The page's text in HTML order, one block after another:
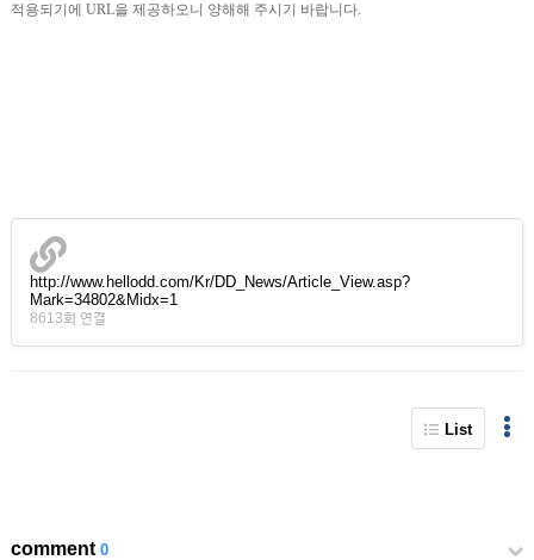
적용되기에 URL을 제공하오니 양해해 주시기 바랍니다.
http://www.hellodd.com/Kr/DD_News/Article_View.asp?
Mark=34802&Midx=1
8613회 연결
List
comment0